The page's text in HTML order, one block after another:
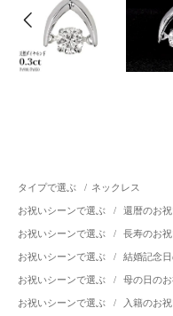
タイプで選ぶ / ネックレス
お祝いシーンで選ぶ / 還暦のお
お祝いシーンで選ぶ / 長寿のお
お祝いシーンで選ぶ / 結婚記念
お祝いシーンで選ぶ / 母の日の
お祝いシーンで選ぶ / 入籍のお